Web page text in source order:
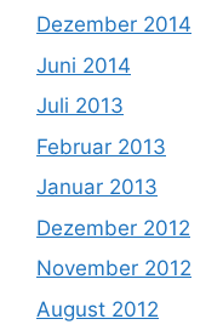
Dezember 2014
Juni 2014
Juli 2013
Februar 2013
Januar 2013
Dezember 2012
November 2012
August 2012